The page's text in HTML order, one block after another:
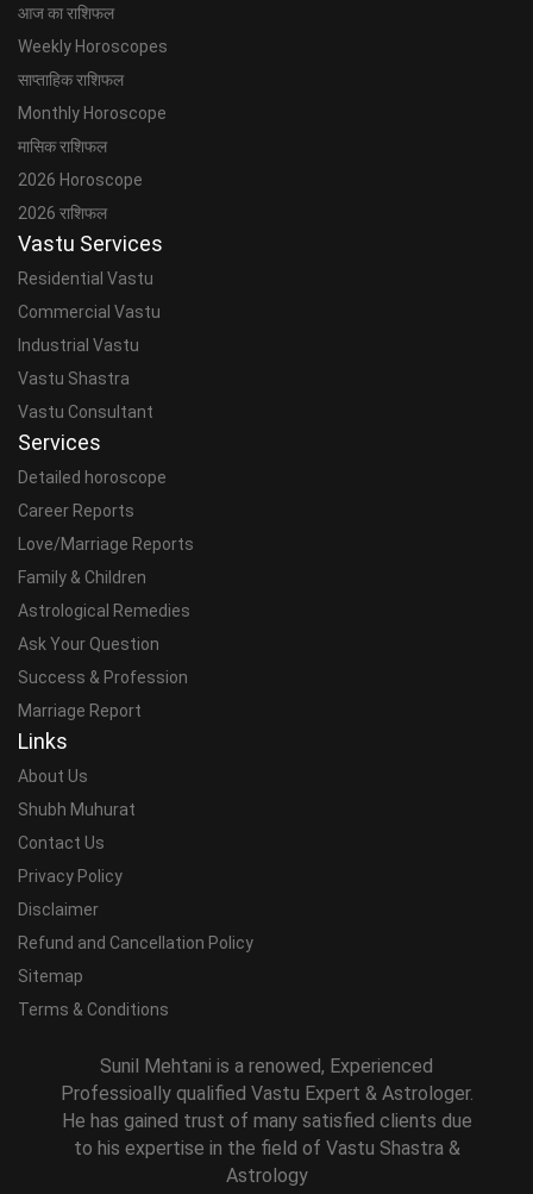
आज का राशिफल
Weekly Horoscopes
साप्ताहिक राशिफल
Monthly Horoscope
मासिक राशिफल
2026 Horoscope
2026 राशिफल
Vastu Services
Residential Vastu
Commercial Vastu
Industrial Vastu
Vastu Shastra
Vastu Consultant
Services
Detailed horoscope
Career Reports
Love/Marriage Reports
Family & Children
Astrological Remedies
Ask Your Question
Success & Profession
Marriage Report
Links
About Us
Shubh Muhurat
Contact Us
Privacy Policy
Disclaimer
Refund and Cancellation Policy
Sitemap
Terms & Conditions
Sunil Mehtani is a renowed, Experienced
Professioally qualified Vastu Expert & Astrologer.
He has gained trust of many satisfied clients due
to his expertise in the field of Vastu Shastra &
Astrology